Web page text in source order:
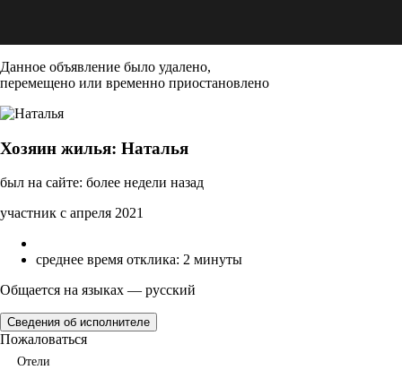
Данное объявление было удалено,
перемещено или временно приостановлено
Хозяин жилья: Наталья
был на сайте: более недели назад
участник с апреля 2021
среднее время отклика: 2 минуты
Общается на языках — русский
Сведения об исполнителе
Пожаловаться
Отели